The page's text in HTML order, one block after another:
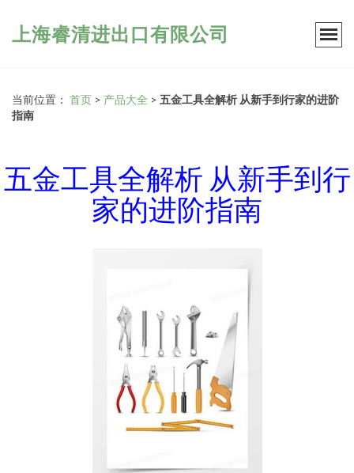
上海睿清进出口有限公司
当前位置： 首页 > 产品大全 > 五金工具全解析 从新手到行家的进阶
指南
五金工具全解析 从新手到行
家的进阶指南